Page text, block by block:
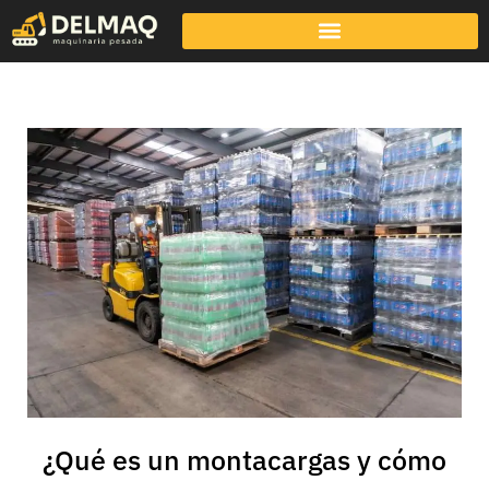
¿Qué es un montacargas y cómo